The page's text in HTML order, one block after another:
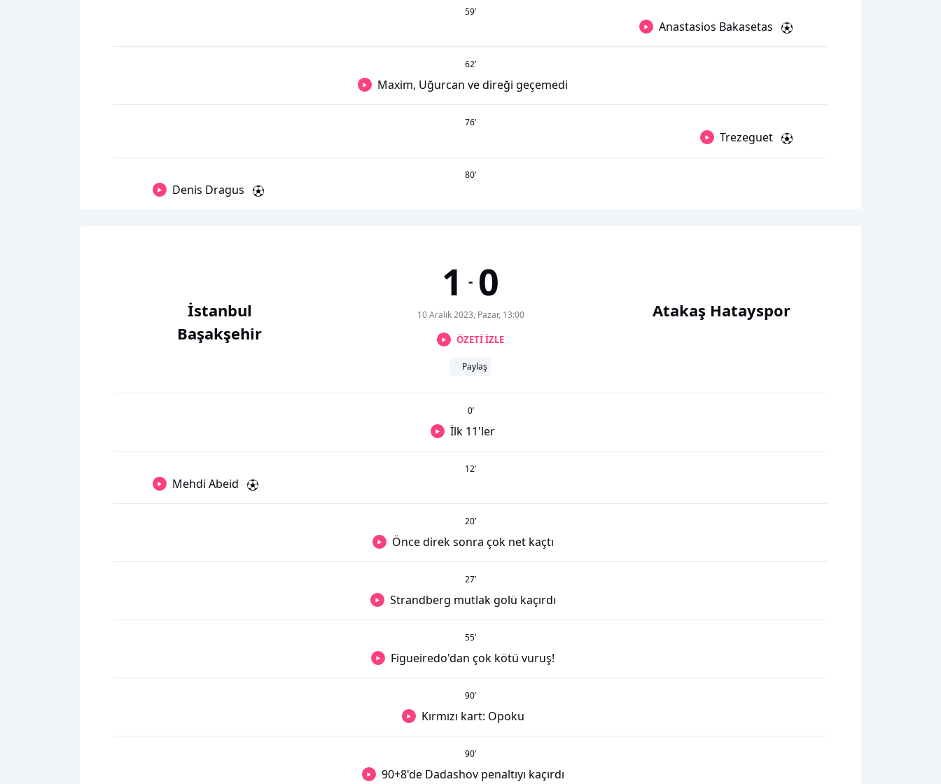
59’
Anastasios Bakasetas
62’
Maxim, Uğurcan ve direği geçemedi
76’
Trezeguet
80’
Denis Dragus
İstanbul
Başakşehir
1 - 0
10 Aralık 2023, Pazar, 13:00
ÖZETİ İZLE
Paylaş
Atakaş Hatayspor
0’
İlk 11'ler
12’
Mehdi Abeid
20’
Önce direk sonra çok net kaçtı
27’
Strandberg mutlak golü kaçırdı
55’
Figueiredo'dan çok kötü vuruş!
90’
Kırmızı kart: Opoku
90’
90+8'de Dadashov penaltıyı kaçırdı